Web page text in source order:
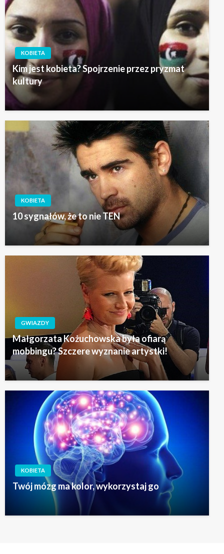
KOBIETA
Kim jest kobieta? Spojrzenie przez pryzmat
kultury
KOBIETA
10 sygnałów, że to nie TEN
GWIAZDY
Małgorzata Kożuchowska była ofiarą
mobbingu? Szczere wyznanie artystki!
KOBIETA
Twój mózg ma kolor, wykorzystaj go